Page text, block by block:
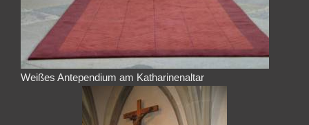
Weißes Antependium am Katharinenaltar